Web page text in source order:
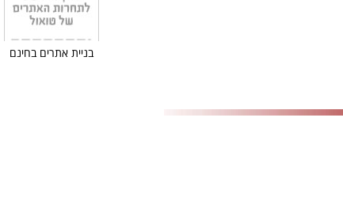
בניית אתרים בחינם